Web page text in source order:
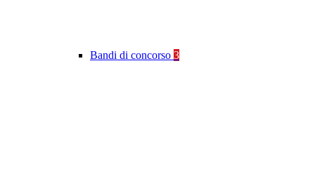
Bandi di concorso 3